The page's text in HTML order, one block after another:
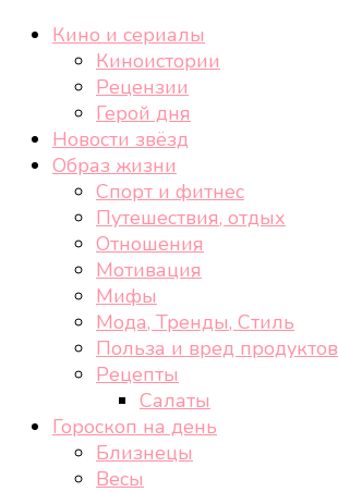
cheek-look.ru
Женский сайт о звездах и кино, а
здоровом образе жизни, спорте,
Кино и сериалы
Киноистории
Рецензии
Герой дня
Новости звёзд
Образ жизни
Спорт и фитнес
Путешествия, отдых
Отношения
Мотивация
Мифы
Мода, Тренды, Стиль
Польза и вред продуктов
Рецепты
Салаты
Гороскоп на день
Близнецы
Весы